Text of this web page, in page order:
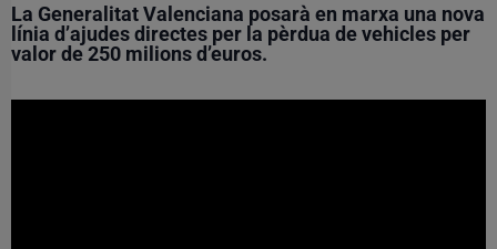
La Generalitat Valenciana posarà en marxa una nova
línia d’ajudes directes per la pèrdua de vehicles per
valor de 250 milions d’euros.